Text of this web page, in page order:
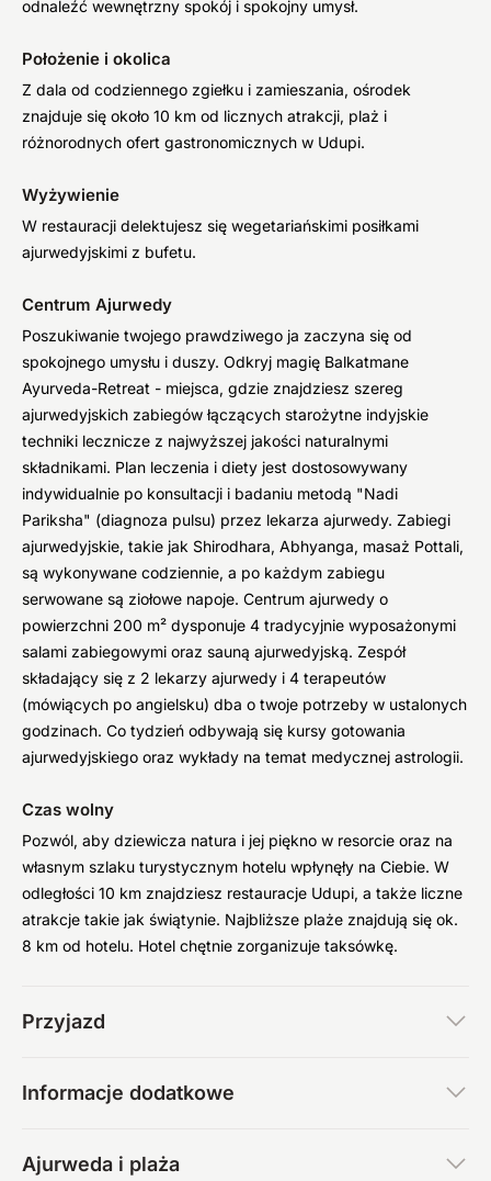
odnaleźć wewnętrzny spokój i spokojny umysł.
Położenie i okolica
Z dala od codziennego zgiełku i zamieszania, ośrodek
znajduje się około 10 km od licznych atrakcji, plaż i
różnorodnych ofert gastronomicznych w Udupi.
Wyżywienie
W restauracji delektujesz się wegetariańskimi posiłkami
ajurwedyjskimi z bufetu.
Centrum Ajurwedy
Poszukiwanie twojego prawdziwego ja zaczyna się od
spokojnego umysłu i duszy. Odkryj magię Balkatmane
Ayurveda-Retreat - miejsca, gdzie znajdziesz szereg
ajurwedyjskich zabiegów łączących starożytne indyjskie
techniki lecznicze z najwyższej jakości naturalnymi
składnikami. Plan leczenia i diety jest dostosowywany
indywidualnie po konsultacji i badaniu metodą "Nadi
Pariksha" (diagnoza pulsu) przez lekarza ajurwedy. Zabiegi
ajurwedyjskie, takie jak Shirodhara, Abhyanga, masaż Pottali,
są wykonywane codziennie, a po każdym zabiegu
serwowane są ziołowe napoje. Centrum ajurwedy o
powierzchni 200 m² dysponuje 4 tradycyjnie wyposażonymi
salami zabiegowymi oraz sauną ajurwedyjską. Zespół
składający się z 2 lekarzy ajurwedy i 4 terapeutów
(mówiących po angielsku) dba o twoje potrzeby w ustalonych
godzinach. Co tydzień odbywają się kursy gotowania
ajurwedyjskiego oraz wykłady na temat medycznej astrologii.
Czas wolny
Pozwól, aby dziewicza natura i jej piękno w resorcie oraz na
własnym szlaku turystycznym hotelu wpłynęły na Ciebie. W
odległości 10 km znajdziesz restauracje Udupi, a także liczne
atrakcje takie jak świątynie. Najbliższe plaże znajdują się ok.
8 km od hotelu. Hotel chętnie zorganizuje taksówkę.
Przyjazd
Informacje dodatkowe
Ajurweda i plaża